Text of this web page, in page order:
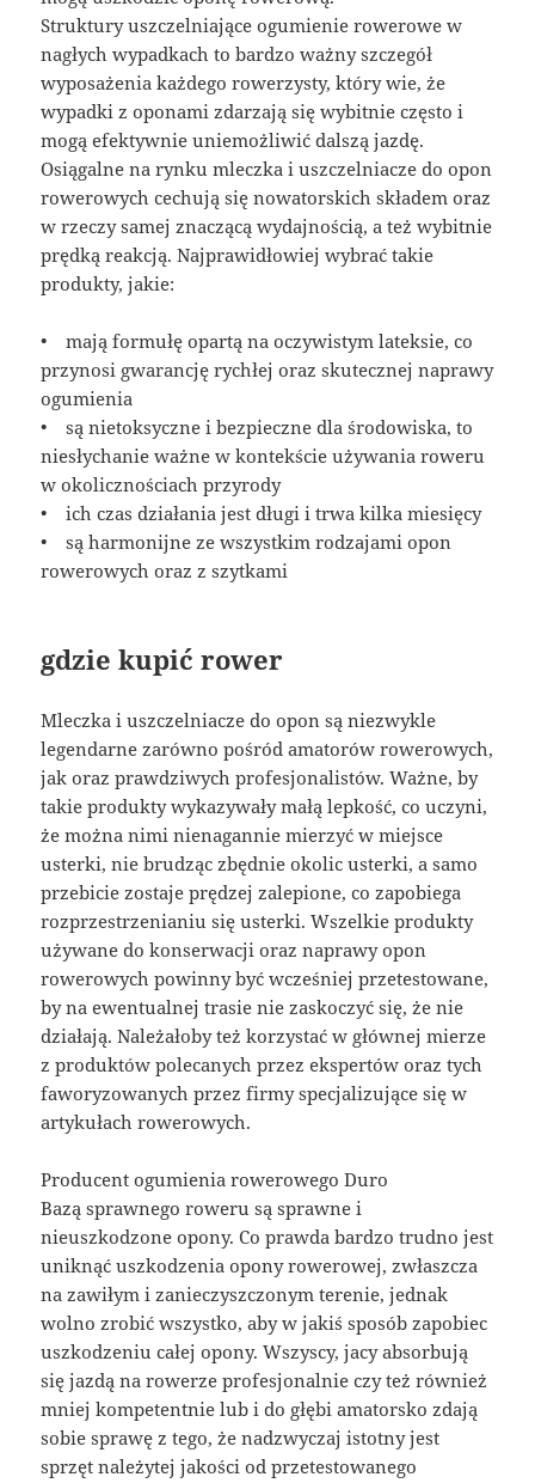
Struktury uszczelniające ogumienie rowerowe w
nagłych wypadkach to bardzo ważny szczegół
wyposażenia każdego rowerzysty, który wie, że
wypadki z oponami zdarzają się wybitnie często i
mogą efektywnie uniemożliwić dalszą jazdę.
Osiągalne na rynku mleczka i uszczelniacze do opon
rowerowych cechują się nowatorskich składem oraz
w rzeczy samej znaczącą wydajnością, a też wybitnie
prędką reakcją. Najprawidłowiej wybrać takie
produkty, jakie:
• mają formułę opartą na oczywistym lateksie, co
przynosi gwarancję rychłej oraz skutecznej naprawy
ogumienia
• są nietoksyczne i bezpieczne dla środowiska, to
niesłychanie ważne w kontekście używania roweru
w okolicznościach przyrody
• ich czas działania jest długi i trwa kilka miesięcy
• są harmonijne ze wszystkim rodzajami opon
rowerowych oraz z szytkami
gdzie kupić rower
Mleczka i uszczelniacze do opon są niezwykle
legendarne zarówno pośród amatorów rowerowych,
jak oraz prawdziwych profesjonalistów. Ważne, by
takie produkty wykazywały małą lepkość, co uczyni,
że można nimi nienagannie mierzyć w miejsce
usterki, nie brudząc zbędnie okolic usterki, a samo
przebicie zostaje prędzej zalepione, co zapobiega
rozprzestrzenianiu się usterki. Wszelkie produkty
używane do konserwacji oraz naprawy opon
rowerowych powinny być wcześniej przetestowane,
by na ewentualnej trasie nie zaskoczyć się, że nie
działają. Należałoby też korzystać w głównej mierze
z produktów polecanych przez ekspertów oraz tych
faworyzowanych przez firmy specjalizujące się w
artykułach rowerowych.
Producent ogumienia rowerowego Duro
Bazą sprawnego roweru są sprawne i
nieuszkodzone opony. Co prawda bardzo trudno jest
uniknąć uszkodzenia opony rowerowej, zwłaszcza
na zawiłym i zanieczyszczonym terenie, jednak
wolno zrobić wszystko, aby w jakiś sposób zapobiec
uszkodzeniu całej opony. Wszyscy, jacy absorbują
się jazdą na rowerze profesjonalnie czy też również
mniej kompetentnie lub i do głębi amatorsko zdają
sobie sprawę z tego, że nadzwyczaj istotny jest
sprzęt należytej jakości od przetestowanego